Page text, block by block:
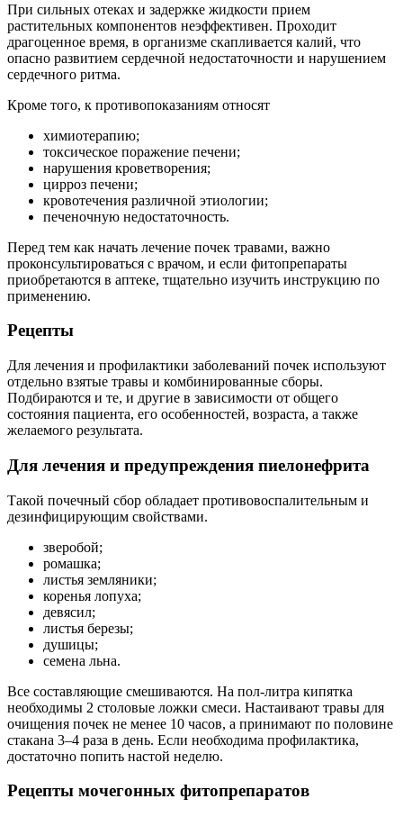
При сильных отеках и задержке жидкости прием
растительных компонентов неэффективен. Проходит
драгоценное время, в организме скапливается калий, что
опасно развитием сердечной недостаточности и нарушением
сердечного ритма.
Кроме того, к противопоказаниям относят
химиотерапию;
токсическое поражение печени;
нарушения кроветворения;
цирроз печени;
кровотечения различной этиологии;
печеночную недостаточность.
Перед тем как начать лечение почек травами, важно
проконсультироваться с врачом, и если фитопрепараты
приобретаются в аптеке, тщательно изучить инструкцию по
применению.
Рецепты
Для лечения и профилактики заболеваний почек используют
отдельно взятые травы и комбинированные сборы.
Подбираются и те, и другие в зависимости от общего
состояния пациента, его особенностей, возраста, а также
желаемого результата.
Для лечения и предупреждения пиелонефрита
Такой почечный сбор обладает противовоспалительным и
дезинфицирующим свойствами.
зверобой;
ромашка;
листья земляники;
коренья лопуха;
девясил;
листья березы;
душицы;
семена льна.
Все составляющие смешиваются. На пол-литра кипятка
необходимы 2 столовые ложки смеси. Настаивают травы для
очищения почек не менее 10 часов, а принимают по половине
стакана 3–4 раза в день. Если необходима профилактика,
достаточно попить настой неделю.
Рецепты мочегонных фитопрепаратов